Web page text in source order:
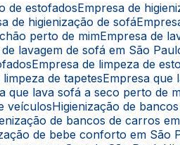
de estofados Empresa de
de higienização de sofá
perto de mim Empresa de
de lavagem de sofá em São
Empresa de limpeza de
limpeza de tapetes Empresa
que lava sofá a seco perto de
veículos Higienização de
de bancos de carros
de bebe conforto em São